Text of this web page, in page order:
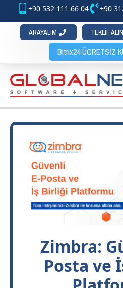
+90 532 111 66 04 +90
ARAYALIM TEKLİF ALIN
Bitrix24 ÜCRETSİZ
Zimbra:
Posta ve